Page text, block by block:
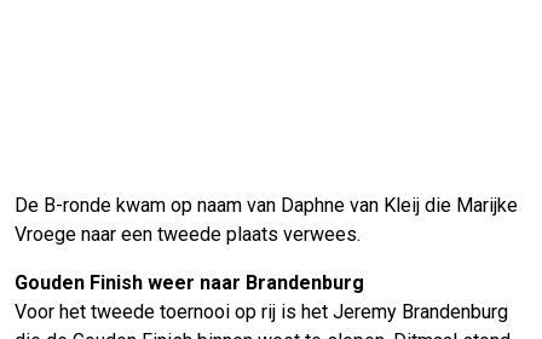
De B-ronde kwam op naam van Daphne van Kleij die Marijke
Vroege naar een tweede plaats verwees.
Gouden Finish weer naar Brandenburg
Voor het tweede toernooi op rij is het Jeremy Brandenburg